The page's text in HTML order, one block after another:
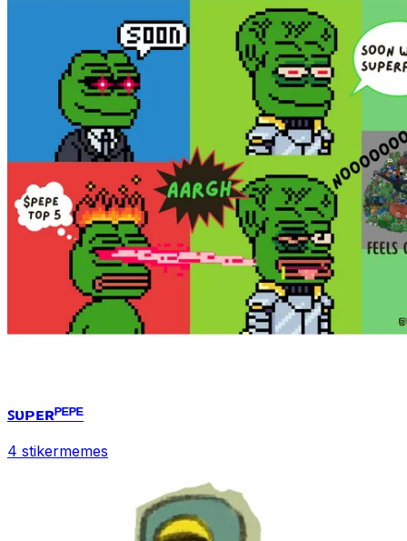
ꜱᴜᴘᴇʀᴾᴱᴾᴱ
4 stikermemes